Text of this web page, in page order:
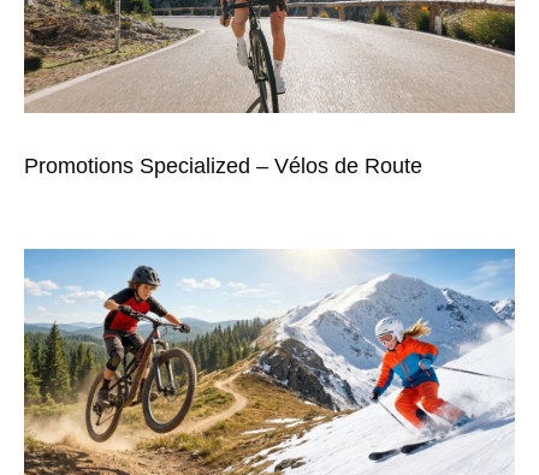
Promotions Specialized – Vélos de Route